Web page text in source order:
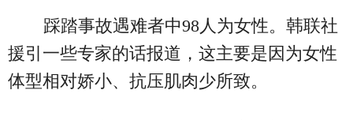
踩踏事故遇难者中98人为女性。韩联社
援引一些专家的话报道，这主要是因为女性
体型相对娇小、抗压肌肉少所致。